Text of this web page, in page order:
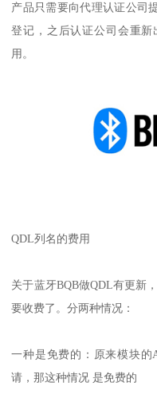
产品只需要向代理认证公司
登记，之后认证公司会重
用。
QDL列名的费用
关于蓝牙BQB做QDL有更新
要收费了。分两种情况：
一种是免费的：原来模块
请，那这种情况 是免费的